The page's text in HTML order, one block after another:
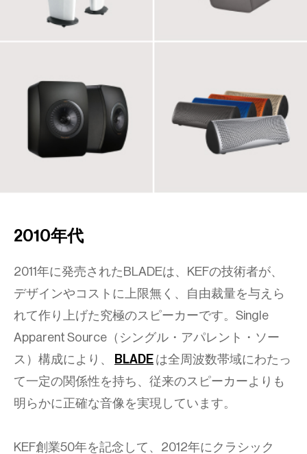
2010年代
2011年に発売されたBLADEは、KEFの技術者が、
デザインやコストに上限無く、自由裁量を与えら
れて作り上げた究極のスピーカーです。Single
Apparent Source（シングル・アパレント・ソー
ス）構成により、
BLADE は全周波数帯域にわたっ
て一定の関係性を持ち、従来のスピーカーよりも
明らかに正確な音像を実現しています。
KEF創業50年を記念して、2012年にクラシック